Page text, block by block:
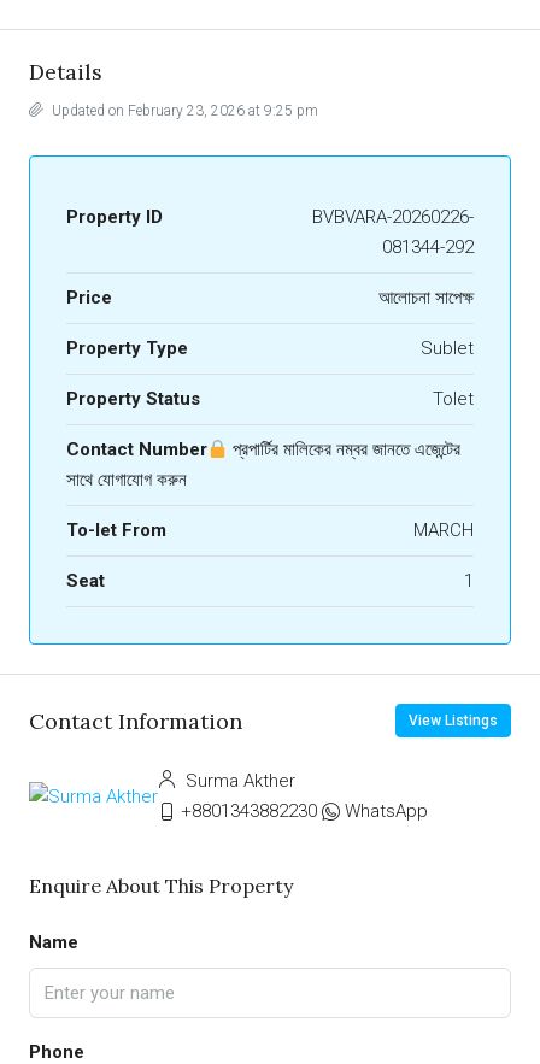
Details
Updated on February 23, 2026 at 9:25 pm
Property ID
BVBVARA-20260226-
081344-292
Price আলোচনা সাপেক্ষ
Property Type Sublet
Property Status Tolet
Contact Number
প্রপার্টির মালিকের নম্বর জানতে এজেন্টের
সাথে যোগাযোগ করুন
To-let From MARCH
Seat 1
Contact Information View Listings
Surma Akther
+8801343882230
WhatsApp
Enquire About This Property
Name
Phone